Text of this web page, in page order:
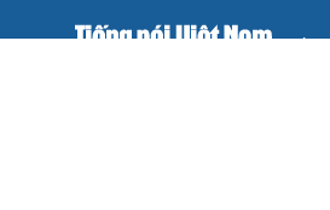
Báo in xuất